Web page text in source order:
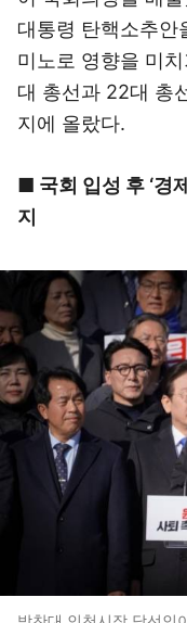
대통령 탄핵소추안
미노로 영향을 미
대 총선과 22대 총
지에 올랐다.
■ 국회 입성 후 ‘경
지